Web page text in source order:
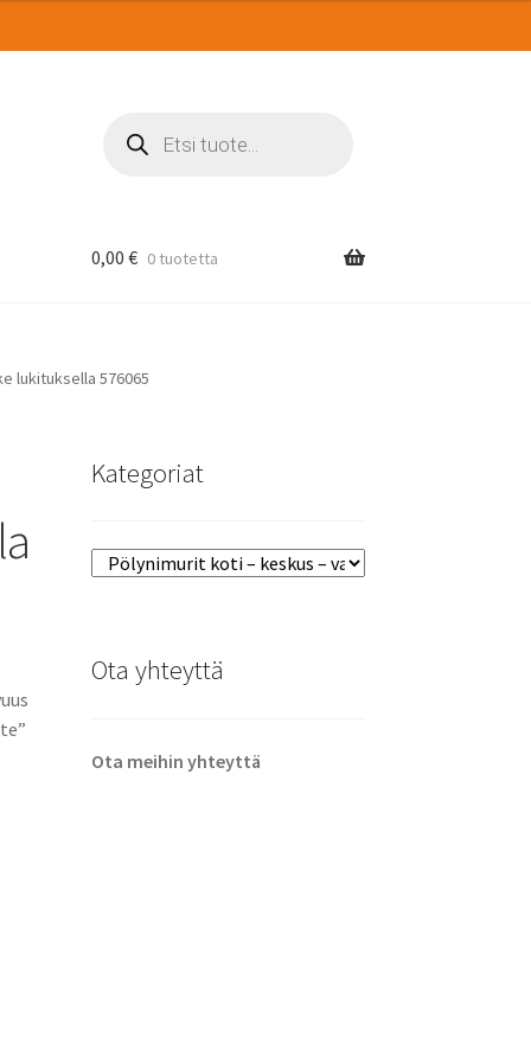
search
0,00 € 0 tuotetta
lukituksella 576065
Kategoriat
Ota yhteyttä
Ota meihin yhteyttä